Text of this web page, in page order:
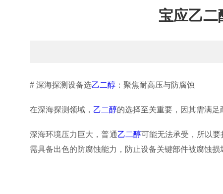
宝应乙二
# 深海探测设备选乙二醇 ：聚焦耐高压与防腐蚀
在深海探测领域， 乙二醇的选择至关重要，因其需满足
深海环境压力巨大，普通乙二醇可能无法承受，所以
需具备出色的防腐蚀能力，防止设备关键部件被腐蚀损